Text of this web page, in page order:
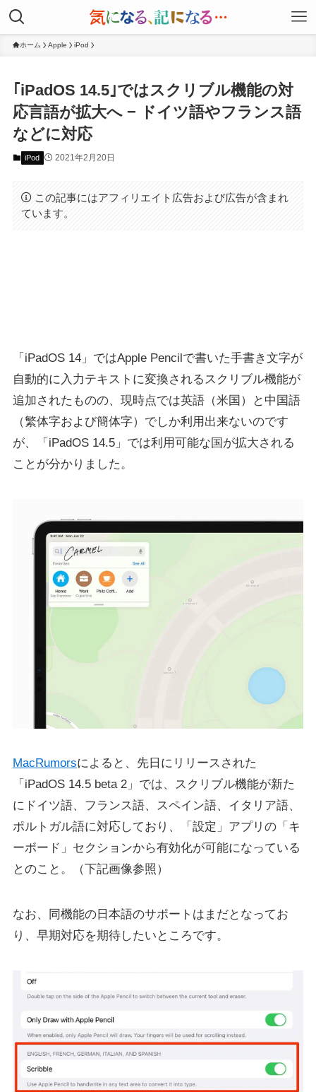
ホーム Apple iPod
｢iPadOS 14.5｣ではスクリブル機能の対
応言語が拡大へ − ドイツ語やフランス語
などに対応
iPod 2021年2月20日
この記事にはアフィリエイト広告および広告が含まれ
ています。
「iPadOS 14」ではApple Pencilで書いた手書き文字が
自動的に入力テキストに変換されるスクリブル機能が
追加されたものの、現時点では英語（米国）と中国語
（繁体字および簡体字）でしか利用出来ないのです
が、「iPadOS 14.5」では利用可能な国が拡大される
ことが分かりました。
MacRumorsによると、先日にリリースされた
「iPadOS 14.5 beta 2」では、スクリブル機能が新た
にドイツ語、フランス語、スペイン語、イタリア語、
ポルトガル語に対応しており、「設定」アプリの「キ
ーボード」セクションから有効化が可能になっている
とのこと。（下記画像参照）
なお、同機能の日本語のサポートはまだとなってお
り、早期対応を期待したいところです。